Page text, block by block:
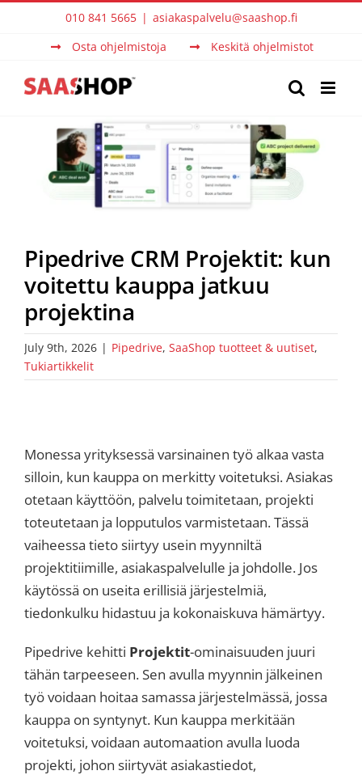
010 841 5665 | asiakaspalvelu@saashop.fi
Osta ohjelmistoja
Keskitä ohjelmistot
Larger
Image
Pipedrive CRM Projektit: kun
voitettu kauppa jatkuu
projektina
July 9th, 2026 | Pipedrive, SaaShop tuotteet & uutiset,
Tukiartikkelit
Monessa yrityksessä varsinainen työ alkaa vasta
silloin, kun kauppa on merkitty voitetuksi. Asiakas
otetaan käyttöön, palvelu toimitetaan, projekti
toteutetaan ja lopputulos varmistetaan. Tässä
vaiheessa tieto siirtyy usein myynniltä
projektitiimille, asiakaspalvelulle ja johdolle. Jos
käytössä on useita erillisiä järjestelmiä,
tiedonkulku hidastuu ja kokonaiskuva hämärtyy.
Pipedrive kehitti Projektit-ominaisuuden juuri
tähän tarpeeseen. Sen avulla myynnin jälkeinen
työ voidaan hoitaa samassa järjestelmässä, jossa
kauppa on syntynyt. Kun kauppa merkitään
voitetuksi, voidaan automaation avulla luoda
projekti, johon siirtyvät asiakastiedot,